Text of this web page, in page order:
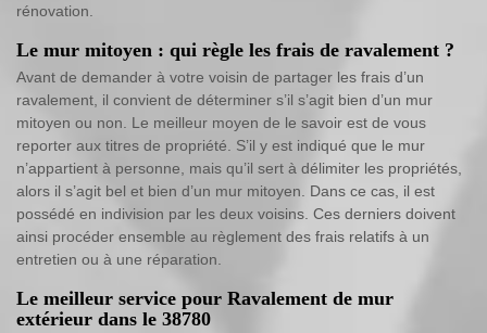
rénovation.
Le mur mitoyen : qui règle les frais de ravalement ?
Avant de demander à votre voisin de partager les frais d’un
ravalement, il convient de déterminer s’il s’agit bien d’un mur
mitoyen ou non. Le meilleur moyen de le savoir est de vous
reporter aux titres de propriété. S’il y est indiqué que le mur
n’appartient à personne, mais qu’il sert à délimiter les propriétés,
alors il s’agit bel et bien d’un mur mitoyen. Dans ce cas, il est
possédé en indivision par les deux voisins. Ces derniers doivent
ainsi procéder ensemble au règlement des frais relatifs à un
entretien ou à une réparation.
Le meilleur service pour Ravalement de mur
extérieur dans le 38780